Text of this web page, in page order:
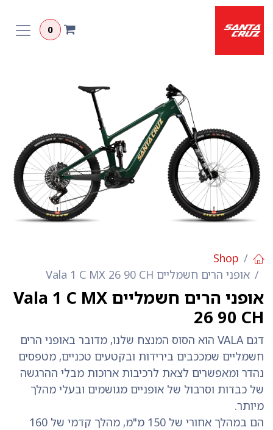
דלג לתוכן
0
Shop
אופני הרים חשמליים Vala 1 C MX 26 90 CH
אופני הרים חשמליים Vala 1 C MX
26 90 CH
דגם VALA הוא הסוס המנצח שלנו, מדובר באופני הרים
חשמליים שמככבים בירידות ובקטעים טכניים, מטפסים
נהדר ומאפשרים לצאת לרכיבות ארוכות מבלי ההרגשה
של כבדות וסרבול של אופניים מגושמים ובעלי מהלך
מיותר.
הם במהלך אחורי של 150 מ"מ, מהלך קדמי של 160